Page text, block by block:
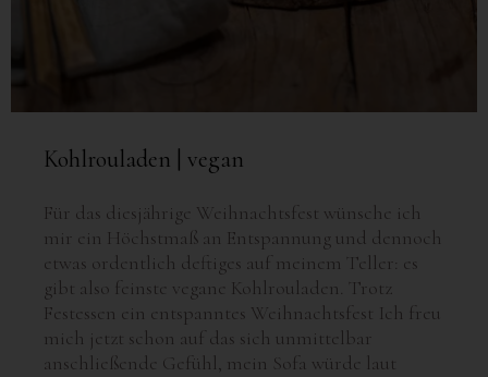
Kohlrouladen | vegan
Für das diesjährige Weihnachtsfest wünsche ich
mir ein Höchstmaß an Entspannung und dennoch
etwas ordentlich deftiges auf meinem Teller: es
gibt also feinste vegane Kohlrouladen. Trotz
Festessen ein entspanntes Weihnachtsfest Ich freu
mich jetzt schon auf das sich unmittelbar
anschließende Gefühl, mein Sofa würde laut